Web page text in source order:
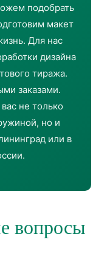
подобрать
макет
Для нас
дизайна
тиража.
заказами.
не только
но и
или в
вопросы